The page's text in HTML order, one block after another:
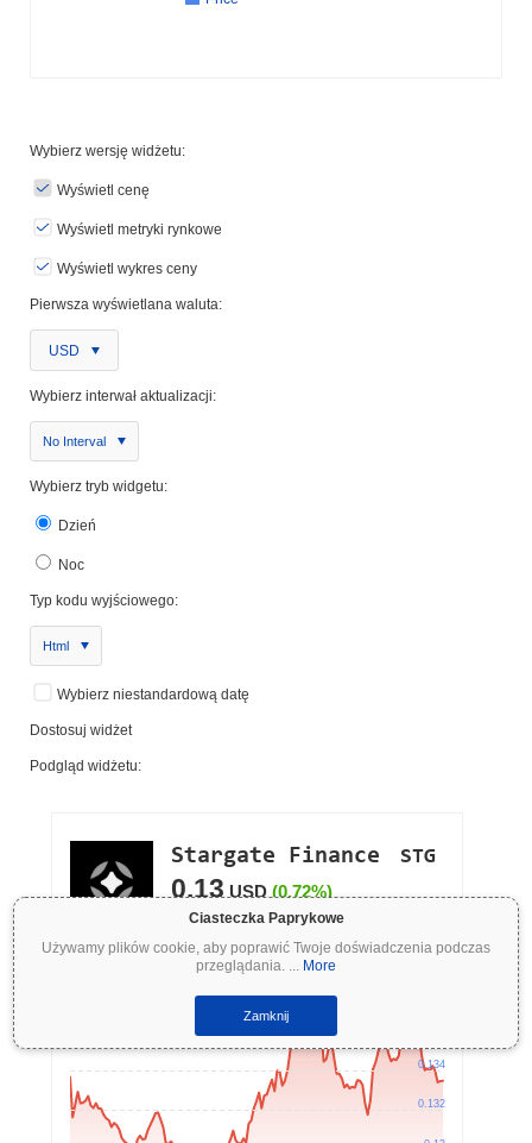
Ciasteczka Paprykowe
Używamy plików cookie, aby poprawić Twoje doświadczenia podczas
przeglądania. ... More
Zamknij
Wybierz wersję widżetu:
Wyświetl cenę
Wyświetl metryki rynkowe
Wyświetl wykres ceny
Pierwsza wyświetlana waluta:
USD
Wybierz interwał aktualizacji:
No Interval
Wybierz tryb widgetu:
Dzień
Noc
Typ kodu wyjściowego:
Html
Wybierz niestandardową datę
Dostosuj widżet
Podgląd widżetu: